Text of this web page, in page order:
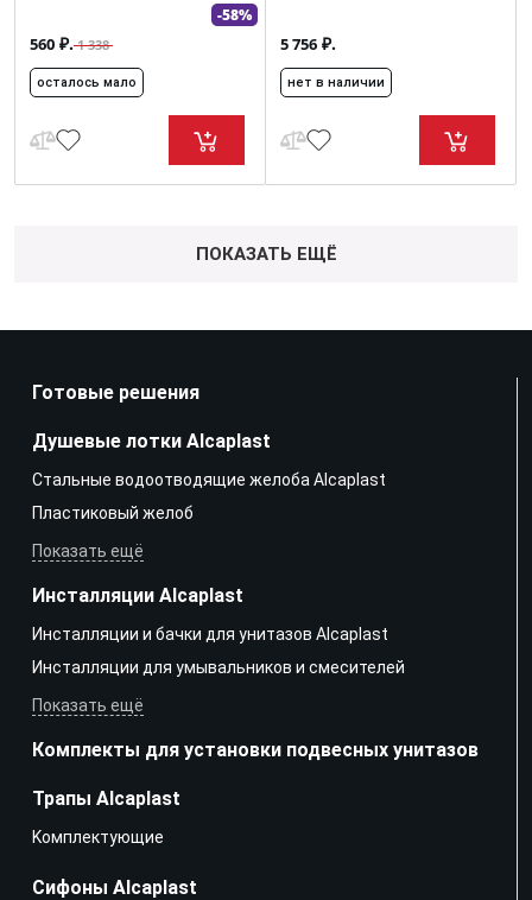
560 ₽.
-58%
1 338
осталось мало
5 756 ₽.
нет в наличии
ПОКАЗАТЬ ЕЩЁ
Готовые решения
Душевые лотки Alcaplast
Стальные водоотводящие желоба Alcaplast
Пластиковый желоб
Показать ещё
Инсталляции Alcaplast
Инсталляции и бачки для унитазов Alcaplast
Инсталляции для умывальников и смесителей
Показать ещё
Комплекты для установки подвесных унитазов
Трапы Alcaplast
Kомплектующие
Сифоны Alcaplast